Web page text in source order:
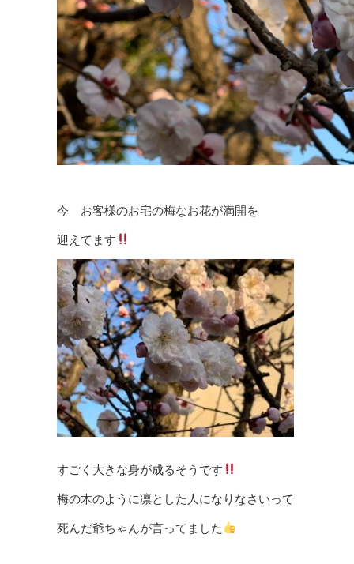
今 お客様のお宅の梅なお花が満開を
迎えてます
すごく大きな身が成るそうです
梅の木のように凛とした人になりなさいって
死んだ爺ちゃんが言ってました